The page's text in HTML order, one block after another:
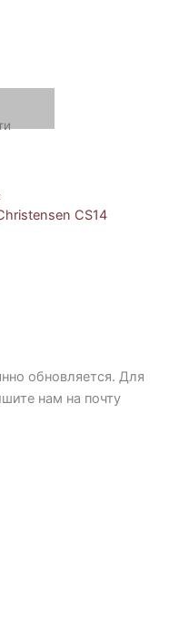
CS14
обновляется. Для
нам на почту